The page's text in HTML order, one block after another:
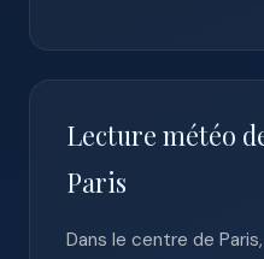
Lecture météo
Paris
Dans le centre de